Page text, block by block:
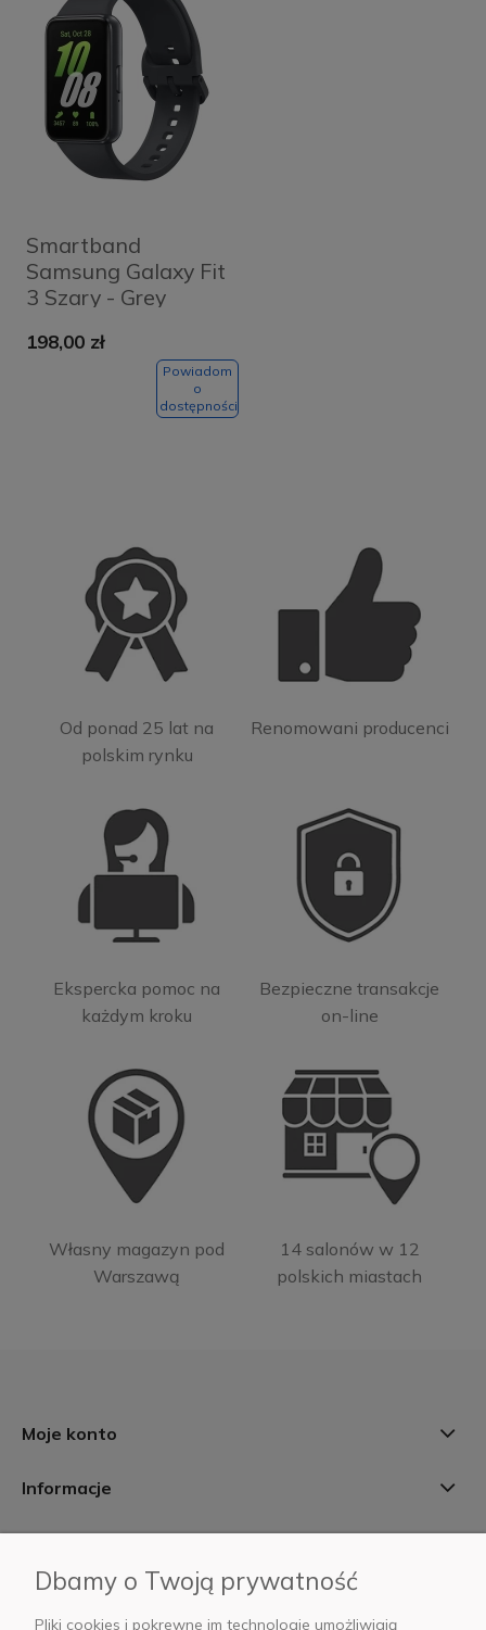
Smartband
Samsung Galaxy Fit
3 Szary - Grey
198,00 zł
Powiadom
o
dostępności
Od ponad 25 lat na
polskim rynku
Renomowani producenci
Ekspercka pomoc na
każdym kroku
Bezpieczne transakcje
on-line
Własny magazyn pod
Warszawą
14 salonów w 12
polskich miastach
Moje konto
Informacje
AB Foto
Dbamy o Twoją prywatność
Pliki cookies i pokrewne im technologie umożliwiają